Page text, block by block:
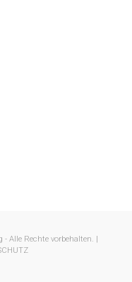
Alle Rechte vorbehalten. |